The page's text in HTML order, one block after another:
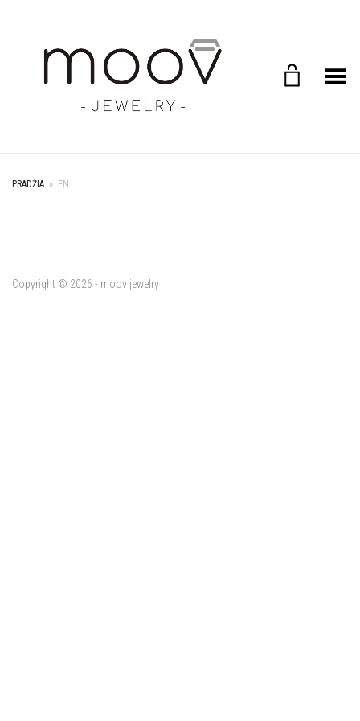
Toggle Menu
PRADŽIA » EN
Copyright © 2026 - moov jewelry